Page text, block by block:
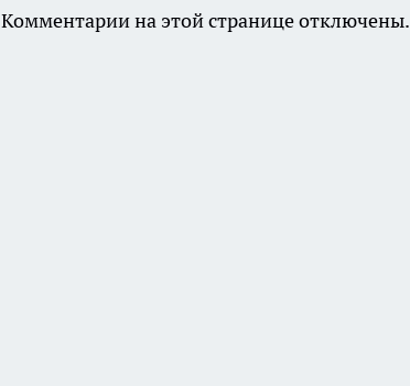
Комментарии на этой странице отключены.